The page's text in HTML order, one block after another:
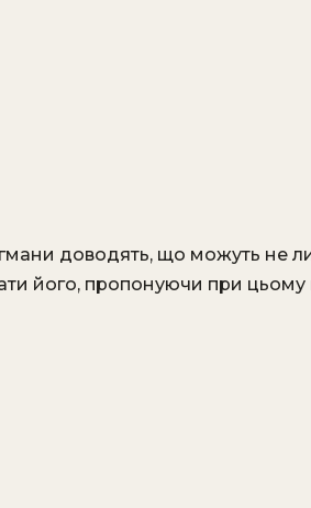
доводять, що можуть не
його, пропонуючи при цьому